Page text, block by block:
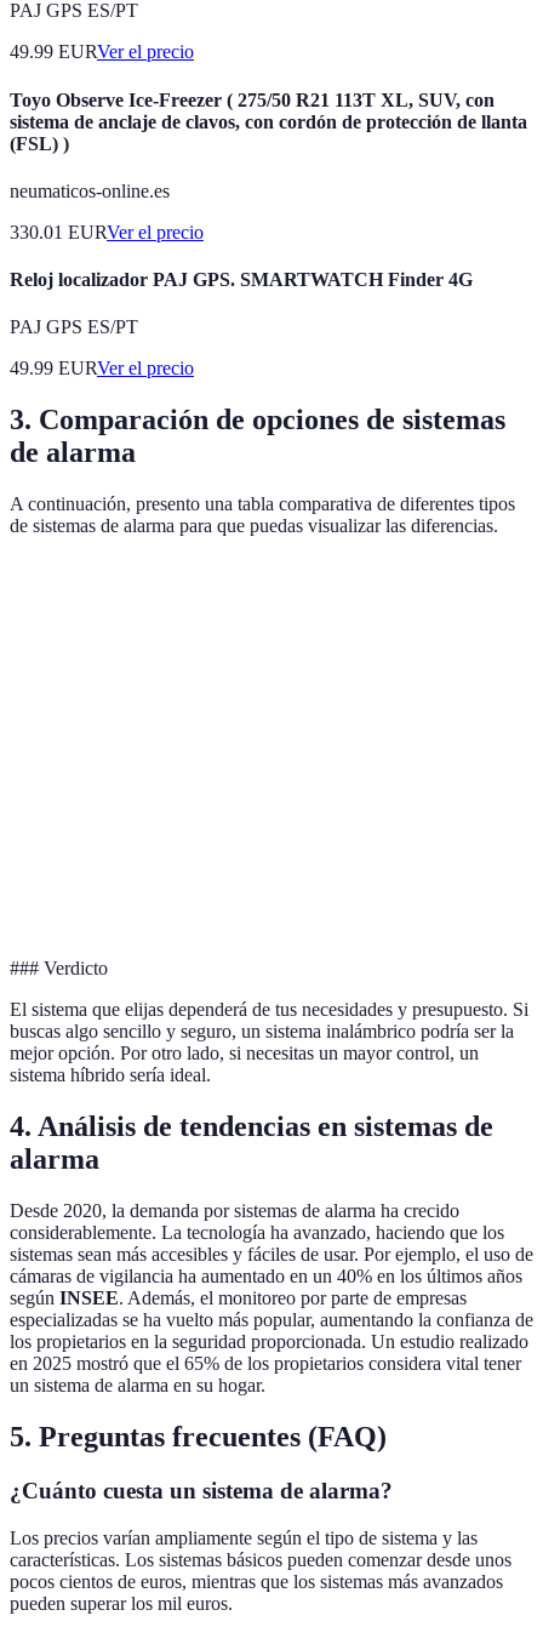
PAJ GPS ES/PT
49.99 EURVer el precio
Toyo Observe Ice-Freezer ( 275/50 R21 113T XL, SUV, con
sistema de anclaje de clavos, con cordón de protección de llanta
(FSL) )
neumaticos-online.es
330.01 EURVer el precio
Reloj localizador PAJ GPS. SMARTWATCH Finder 4G
PAJ GPS ES/PT
49.99 EURVer el precio
3. Comparación de opciones de sistemas
de alarma
A continuación, presento una tabla comparativa de diferentes tipos
de sistemas de alarma para que puedas visualizar las diferencias.
### Verdicto
El sistema que elijas dependerá de tus necesidades y presupuesto. Si
buscas algo sencillo y seguro, un sistema inalámbrico podría ser la
mejor opción. Por otro lado, si necesitas un mayor control, un
sistema híbrido sería ideal.
4. Análisis de tendencias en sistemas de
alarma
Desde 2020, la demanda por sistemas de alarma ha crecido
considerablemente. La tecnología ha avanzado, haciendo que los
sistemas sean más accesibles y fáciles de usar. Por ejemplo, el uso de
cámaras de vigilancia ha aumentado en un 40% en los últimos años
según INSEE. Además, el monitoreo por parte de empresas
especializadas se ha vuelto más popular, aumentando la confianza de
los propietarios en la seguridad proporcionada. Un estudio realizado
en 2025 mostró que el 65% de los propietarios considera vital tener
un sistema de alarma en su hogar.
5. Preguntas frecuentes (FAQ)
¿Cuánto cuesta un sistema de alarma?
Los precios varían ampliamente según el tipo de sistema y las
características. Los sistemas básicos pueden comenzar desde unos
pocos cientos de euros, mientras que los sistemas más avanzados
pueden superar los mil euros.